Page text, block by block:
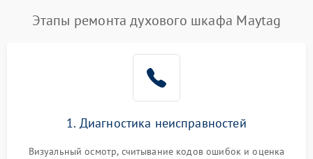
Этапы ремонта духового шкафа Maytag
1. Диагностика неисправностей
Визуальный осмотр, считывание кодов ошибок и оценка